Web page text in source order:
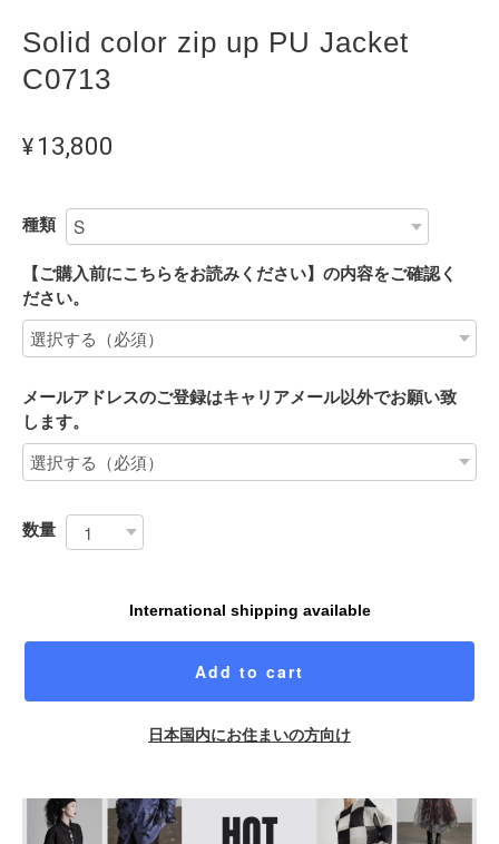
Solid color zip up PU Jacket
C0713
¥13,800
種類
【ご購入前にこちらをお読みください】の内容をご確認く
ださい。
メールアドレスのご登録はキャリアメール以外でお願い致
します。
数量
International shipping available
Add to cart
日本国内にお住まいの方向け